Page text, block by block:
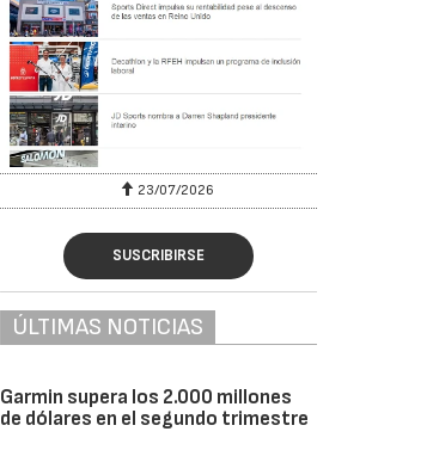
23/07/2026
SUSCRIBIRSE
ÚLTIMAS NOTICIAS
Garmin supera los 2.000 millones
de dólares en el segundo trimestre